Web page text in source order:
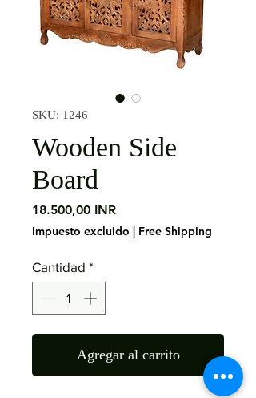
SKU: 1246
Wooden Side
Board
18.500,00 INRPrecio
Impuesto excluido | Free Shipping
Cantidad *
Agregar al carrito